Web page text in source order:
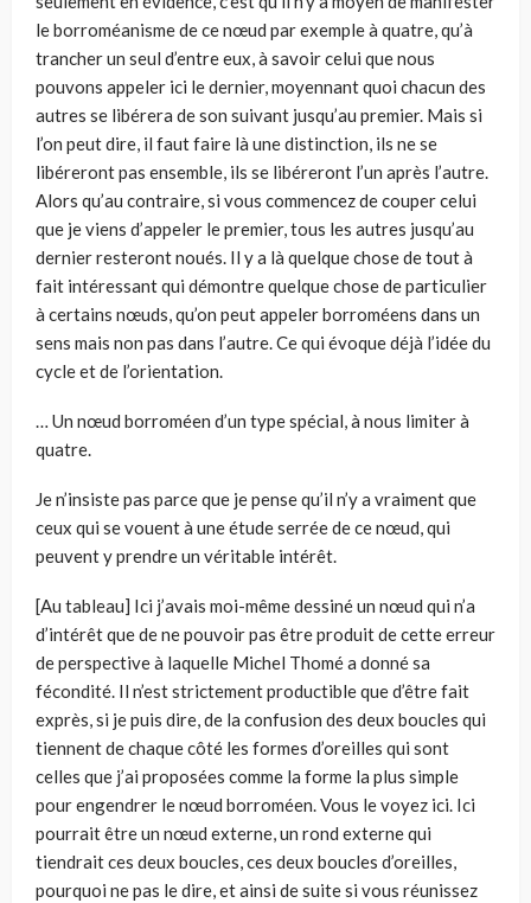
le borroméanisme de ce nœud par exemple à quatre, qu’à
trancher un seul d’entre eux, à savoir celui que nous
pouvons appeler ici le dernier, moyennant quoi chacun des
autres se libérera de son suivant jusqu’au premier. Mais si
l’on peut dire, il faut faire là une distinction, ils ne se
libéreront pas ensemble, ils se libéreront l’un après l’autre.
Alors qu’au contraire, si vous commencez de couper celui
que je viens d’appeler le premier, tous les autres jusqu’au
dernier resteront noués. Il y a là quelque chose de tout à
fait intéressant qui démontre quelque chose de particulier
à certains nœuds, qu’on peut appeler borroméens dans un
sens mais non pas dans l’autre. Ce qui évoque déjà l’idée du
cycle et de l’orientation.
… Un nœud borroméen d’un type spécial, à nous limiter à
quatre.
Je n’insiste pas parce que je pense qu’il n’y a vraiment que
ceux qui se vouent à une étude serrée de ce nœud, qui
peuvent y prendre un véritable intérêt.
[Au tableau] Ici j’avais moi-même dessiné un nœud qui n’a
d’intérêt que de ne pouvoir pas être produit de cette erreur
de perspective à laquelle Michel Thomé a donné sa
fécondité. Il n’est strictement productible que d’être fait
exprès, si je puis dire, de la confusion des deux boucles qui
tiennent de chaque côté les formes d’oreilles qui sont
celles que j’ai proposées comme la forme la plus simple
pour engendrer le nœud borroméen. Vous le voyez ici. Ici
pourrait être un nœud externe, un rond externe qui
tiendrait ces deux boucles, ces deux boucles d’oreilles,
pourquoi ne pas le dire, et ainsi de suite si vous réunissez